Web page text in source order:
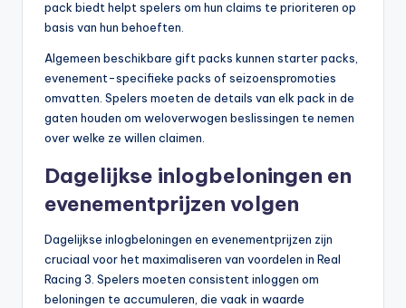
pack biedt helpt spelers om hun claims te prioriteren op
basis van hun behoeften.
Algemeen beschikbare gift packs kunnen starter packs,
evenement-specifieke packs of seizoenspromoties
omvatten. Spelers moeten de details van elk pack in de
gaten houden om weloverwogen beslissingen te nemen
over welke ze willen claimen.
Dagelijkse inlogbeloningen en
evenementprijzen volgen
Dagelijkse inlogbeloningen en evenementprijzen zijn
cruciaal voor het maximaliseren van voordelen in Real
Racing 3. Spelers moeten consistent inloggen om
beloningen te accumuleren, die vaak in waarde